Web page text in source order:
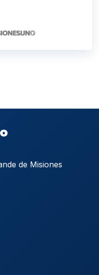
de Misiones